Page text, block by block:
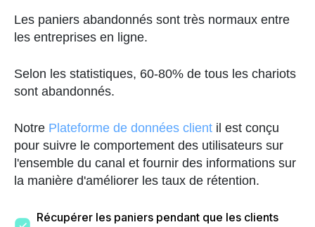
Les paniers abandonnés sont très normaux entre
les entreprises en ligne.
Selon les statistiques, 60-80% de tous les chariots
sont abandonnés.
Notre Plateforme de données client il est conçu
pour suivre le comportement des utilisateurs sur
l'ensemble du canal et fournir des informations sur
la manière d'améliorer les taux de rétention.
Récupérer les paniers pendant que les clients